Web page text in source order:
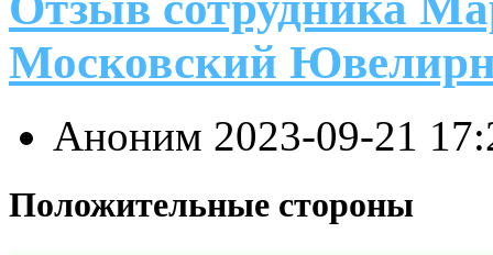
Московский
Аноним 2023-09-21
Положительные стороны